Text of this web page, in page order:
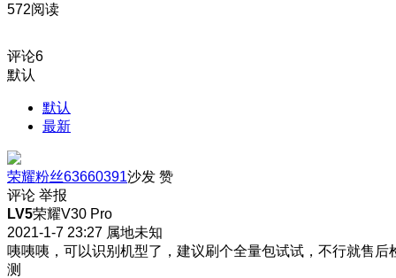
572阅读
评论6
默认
默认
最新
荣耀粉丝63660391沙发 赞
评论 举报
LV5荣耀V30 Pro
2021-1-7 23:27 属地未知
咦咦咦，可以识别机型了，建议刷个全量包试试，不行就售后
测